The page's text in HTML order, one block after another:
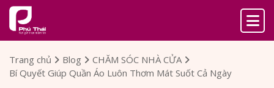
Trang chủ Blog
CHĂM SÓC NHÀ CỬA
Bí Quyết Giúp Quần Áo Luôn Thơm Mát Suốt Cả Ngày